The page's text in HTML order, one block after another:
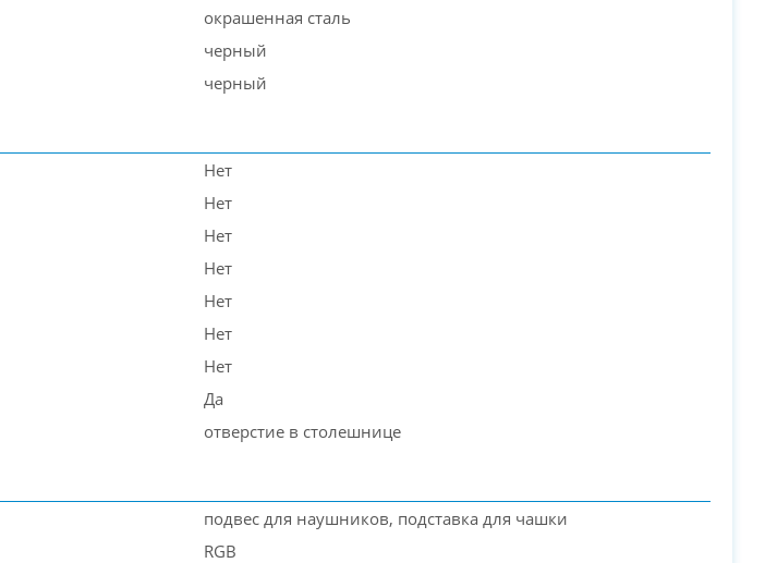
окрашенная сталь
черный
черный
Нет
Нет
Нет
Нет
Нет
Нет
Нет
Да
отверстие в столешнице
подвес для наушников, подставка для чашки
RGB